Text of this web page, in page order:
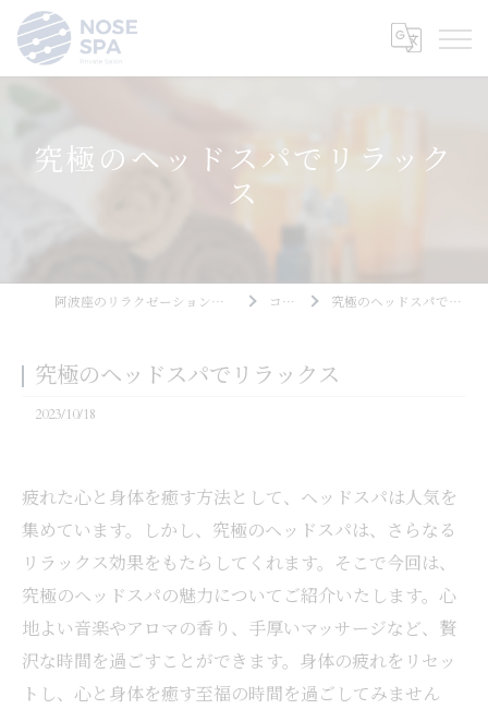
究極のヘッドスパでリラック
ス
阿波座のリラクゼーションならNOSE SPA コラム 究極のヘッドスパでリラックス
究極のヘッドスパでリラックス
2023/10/18
疲れた心と身体を癒す方法として、ヘッドスパは人気を
集めています。しかし、究極のヘッドスパは、さらなる
リラックス効果をもたらしてくれます。そこで今回は、
究極のヘッドスパの魅力についてご紹介いたします。心
地よい音楽やアロマの香り、手厚いマッサージなど、贅
沢な時間を過ごすことができます。身体の疲れをリセッ
トし、心と身体を癒す至福の時間を過ごしてみません